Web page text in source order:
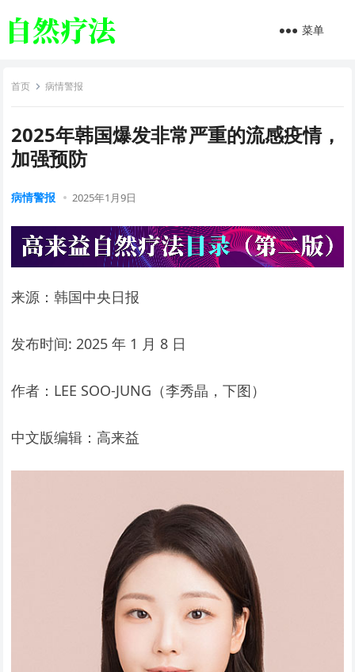
菜单
首页 病情警报
2025年韩国爆发非常严重的流感疫情，
加强预防
病情警报 2025年1月9日
来源：韩国中央日报
发布时间: 2025 年 1 月 8 日
作者：LEE SOO-JUNG（李秀晶，下图）
中文版编辑：高来益